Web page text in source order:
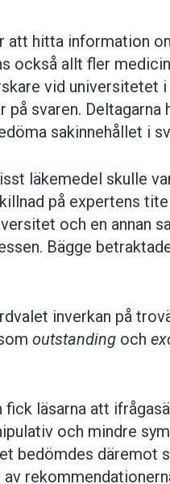
att hitta information
också allt fler
vid universitetet
svaren. Deltagarna
sakinnehållet i
läkemedel skulle
på expertens
och en annan
Bägge
inverkan på
outstanding och
läsarna att
och mindre
bedömdes däremot
av